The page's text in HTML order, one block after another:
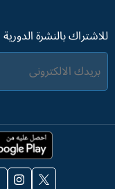
للاشتراك بالنشرة الدورية